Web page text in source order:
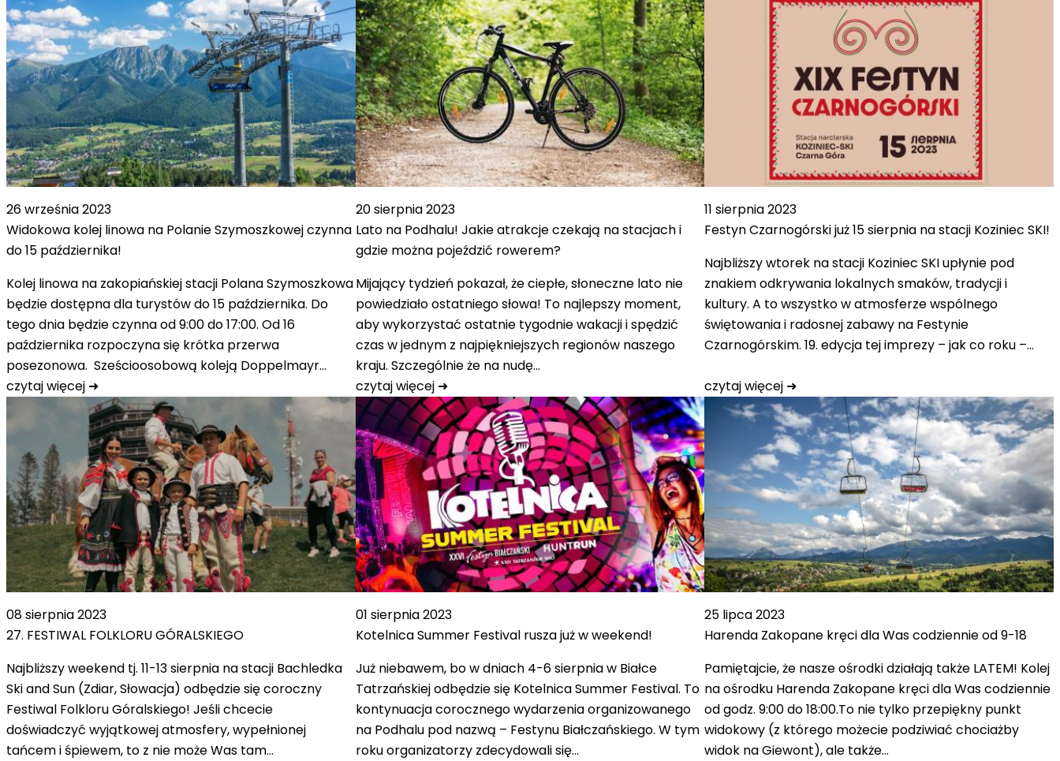
26 września 2023
Widokowa kolej linowa na Polanie Szymoszkowej czynna
do 15 października!
Kolej linowa na zakopiańskiej stacji Polana Szymoszkowa
będzie dostępna dla turystów do 15 października. Do
tego dnia będzie czynna od 9:00 do 17:00. Od 16
października rozpoczyna się krótka przerwa
posezonowa. Sześcioosobową koleją Doppelmayr…
czytaj więcej ➜
20 sierpnia 2023
Lato na Podhalu! Jakie atrakcje czekają na stacjach i
gdzie można pojeździć rowerem?
Mijający tydzień pokazał, że ciepłe, słoneczne lato nie
powiedziało ostatniego słowa! To najlepszy moment,
aby wykorzystać ostatnie tygodnie wakacji i spędzić
czas w jednym z najpiękniejszych regionów naszego
kraju. Szczególnie że na nudę…
czytaj więcej ➜
11 sierpnia 2023
Festyn Czarnogórski już 15 sierpnia na stacji Koziniec SKI!
Najbliższy wtorek na stacji Koziniec SKI upłynie pod
znakiem odkrywania lokalnych smaków, tradycji i
kultury. A to wszystko w atmosferze wspólnego
świętowania i radosnej zabawy na Festynie
Czarnogórskim. 19. edycja tej imprezy – jak co roku –…
czytaj więcej ➜
08 sierpnia 2023
27. FESTIWAL FOLKLORU GÓRALSKIEGO
Najbliższy weekend tj. 11-13 sierpnia na stacji Bachledka
Ski and Sun (Zdiar, Słowacja) odbędzie się coroczny
Festiwal Folkloru Góralskiego! Jeśli chcecie
doświadczyć wyjątkowej atmosfery, wypełnionej
tańcem i śpiewem, to z nie może Was tam…
01 sierpnia 2023
Kotelnica Summer Festival rusza już w weekend!
Już niebawem, bo w dniach 4-6 sierpnia w Białce
Tatrzańskiej odbędzie się Kotelnica Summer Festival. To
kontynuacja corocznego wydarzenia organizowanego
na Podhalu pod nazwą – Festynu Białczańskiego. W tym
roku organizatorzy zdecydowali się…
25 lipca 2023
Harenda Zakopane kręci dla Was codziennie od 9-18
Pamiętajcie, że nasze ośrodki działają także LATEM! Kolej
na ośrodku Harenda Zakopane kręci dla Was codziennie
od godz. 9:00 do 18:00.To nie tylko przepiękny punkt
widokowy (z którego możecie podziwiać chociażby
widok na Giewont), ale także…